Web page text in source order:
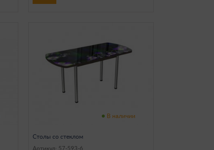
В наличии
Столы со стеклом
Артикул: 57-593-6